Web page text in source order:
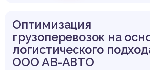
Оптимизация
грузоперевозок на
логистического
ООО АВ-АВТО